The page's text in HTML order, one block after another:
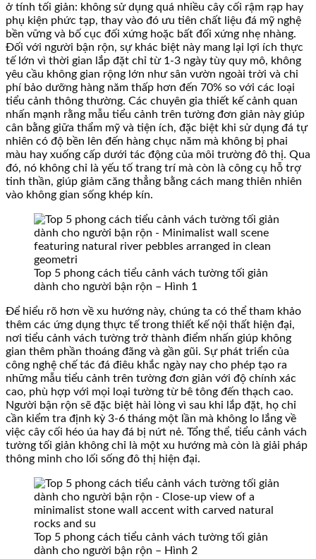
ở tính tối giản: không sử dụng quá nhiều cây cối rậm rạp hay
phụ kiện phức tạp, thay vào đó ưu tiên chất liệu đá mỹ nghệ
bền vững và bố cục đối xứng hoặc bất đối xứng nhẹ nhàng.
Đối với người bận rộn, sự khác biệt này mang lại lợi ích thực
tế lớn vì thời gian lắp đặt chỉ từ 1-3 ngày tùy quy mô, không
yêu cầu không gian rộng lớn như sân vườn ngoài trời và chi
phí bảo dưỡng hàng năm thấp hơn đến 70% so với các loại
tiểu cảnh thông thường. Các chuyên gia thiết kế cảnh quan
nhấn mạnh rằng mẫu tiểu cảnh trên tường đơn giản này giúp
cân bằng giữa thẩm mỹ và tiện ích, đặc biệt khi sử dụng đá tự
nhiên có độ bền lên đến hàng chục năm mà không bị phai
màu hay xuống cấp dưới tác động của môi trường đô thị. Qua
đó, nó không chỉ là yếu tố trang trí mà còn là công cụ hỗ trợ
tinh thần, giúp giảm căng thẳng bằng cách mang thiên nhiên
vào không gian sống khép kín.
Top 5 phong cách tiểu cảnh vách tường tối giản
dành cho người bận rộn – Hình 1
Để hiểu rõ hơn về xu hướng này, chúng ta có thể tham khảo
thêm các ứng dụng thực tế trong thiết kế nội thất hiện đại,
nơi tiểu cảnh vách tường trở thành điểm nhấn giúp không
gian thêm phần thoáng đãng và gần gũi. Sự phát triển của
công nghệ chế tác đá điêu khắc ngày nay cho phép tạo ra
những mẫu tiểu cảnh trên tường đơn giản với độ chính xác
cao, phù hợp với mọi loại tường từ bê tông đến thạch cao.
Người bận rộn sẽ đặc biệt hài lòng vì sau khi lắp đặt, họ chỉ
cần kiểm tra định kỳ 3-6 tháng một lần mà không lo lắng về
việc cây cối héo úa hay đá bị nứt nẻ. Tổng thể, tiểu cảnh vách
tường tối giản không chỉ là một xu hướng mà còn là giải pháp
thông minh cho lối sống đô thị hiện đại.
Top 5 phong cách tiểu cảnh vách tường tối giản
dành cho người bận rộn – Hình 2